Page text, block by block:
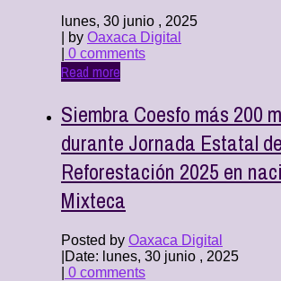
lunes, 30 junio , 2025
| by Oaxaca Digital
0 comments
Read more
Siembra Coesfo más 200
durante Jornada Estatal de
Reforestación 2025 en
Mixteca
Posted by Oaxaca Digital
Date: lunes, 30 junio , 2025
0 comments